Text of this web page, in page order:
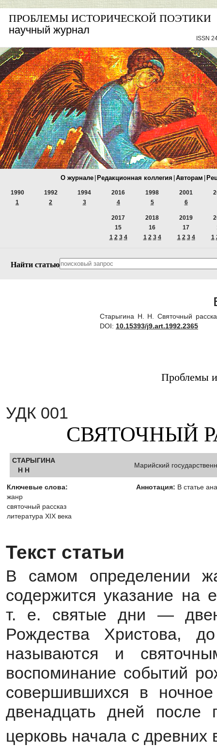
ПРОБЛЕМЫ ИСТОРИЧЕСКОЙ ПОЭТИКИ
научный журнал
ISSN
О журнале Редакционная коллегия Авторам
1990
1
1992
2
1994
3
2016
4
1998
5
2001
6
2017
15
1 2 3 4
2018
16
1 2 3 4
2019
17
1 2 3 4
1
Найти статью
Старыгина Н. Н. Святочный
DOI: 10.15393/j9.art.1992.2365
Проблемы
УДК 001
СВЯТОЧНЫЙ
СТАРЫГИНА
Н Н
Марийский
Ключевые слова:
жанр
святочный рассказ
литература XIX века
Аннотация: В статье
Текст статьи
В самом определении
содержится указание на
т. е. святые дни —
Рождества Христова,
называются и
воспоминание событий
совершившихся в
двенадцать дней после
церковь начала с древних